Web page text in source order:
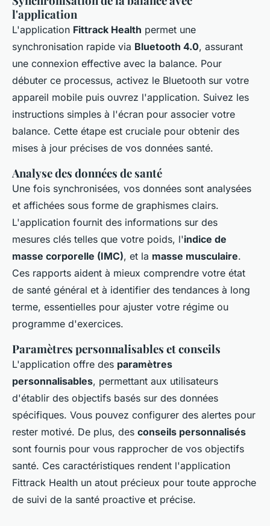
l'application
L'application Fittrack Health permet une
synchronisation rapide via Bluetooth 4.0, assurant
une connexion effective avec la balance. Pour
débuter ce processus, activez le Bluetooth sur votre
appareil mobile puis ouvrez l'application. Suivez les
instructions simples à l'écran pour associer votre
balance. Cette étape est cruciale pour obtenir des
mises à jour précises de vos données santé.
Analyse des données de santé
Une fois synchronisées, vos données sont analysées
et affichées sous forme de graphismes clairs.
L'application fournit des informations sur des
mesures clés telles que votre poids, l'indice de
masse corporelle (IMC), et la masse musculaire.
Ces rapports aident à mieux comprendre votre état
de santé général et à identifier des tendances à long
terme, essentielles pour ajuster votre régime ou
programme d'exercices.
Paramètres personnalisables et conseils
L'application offre des paramètres
personnalisables, permettant aux utilisateurs
d'établir des objectifs basés sur des données
spécifiques. Vous pouvez configurer des alertes pour
rester motivé. De plus, des conseils personnalisés
sont fournis pour vous rapprocher de vos objectifs
santé. Ces caractéristiques rendent l'application
Fittrack Health un atout précieux pour toute approche
de suivi de la santé proactive et précise.